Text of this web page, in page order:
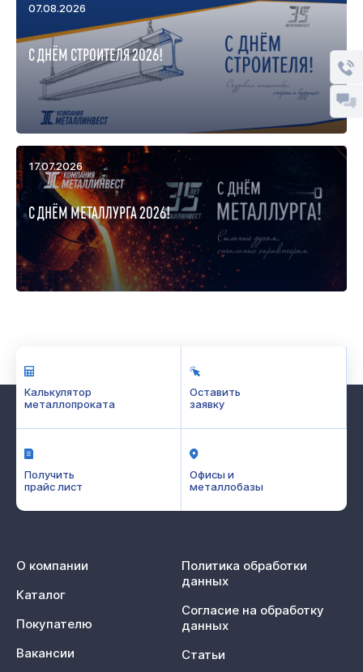
07.08.2026
С ДНЁМ СТРОИТЕЛЯ 2026!
17.07.2026
С ДНЁМ МЕТАЛЛУРГА 2026!
Калькулятор
металлопроката
Оставить
заявку
Получить
прайс лист
Офисы и
металлобазы
О компании
Каталог
Покупателю
Вакансии
Политика обработки
данных
Согласие на обработку
данных
Статьи